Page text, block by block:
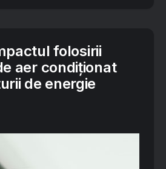
folosirii
aer condiționat
de energie